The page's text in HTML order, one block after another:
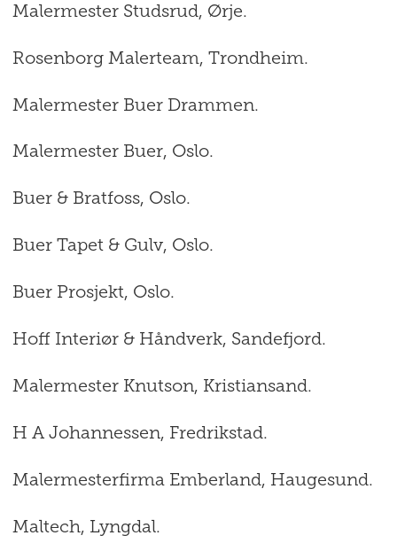
Malermester Studsrud, Ørje.
Rosenborg Malerteam, Trondheim.
Malermester Buer Drammen.
Malermester Buer, Oslo.
Buer & Bratfoss, Oslo.
Buer Tapet & Gulv, Oslo.
Buer Prosjekt, Oslo.
Hoff Interiør & Håndverk, Sandefjord.
Malermester Knutson, Kristiansand.
H A Johannessen, Fredrikstad.
Malermesterfirma Emberland, Haugesund.
Maltech, Lyngdal.